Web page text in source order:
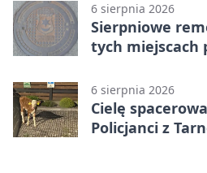
6 sierpnia 2026
Sierpniowe
tych miejscach
6 sierpnia 2026
Cielę
Policjanci z